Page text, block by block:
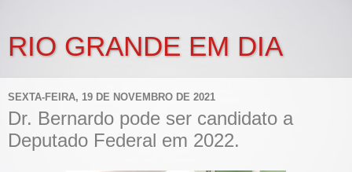
RIO GRANDE EM DIA
SEXTA-FEIRA, 19 DE NOVEMBRO DE 2021
Dr. Bernardo pode ser candidato a
Deputado Federal em 2022.